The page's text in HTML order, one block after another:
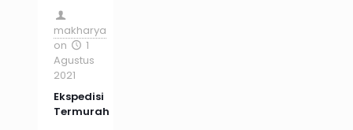
makharya
on
1
Agustus
2021
Ekspedisi
Termurah